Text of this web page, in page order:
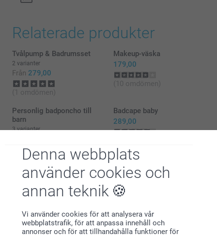
Denna webbplats
använder cookies och
annan teknik
Vi använder cookies för att analysera vår
webbplatstrafik, för att anpassa innehåll och
annonser och för att tillhandahålla funktioner för
Relaterade produkter
Tvålpump & Badrumsset
2 varianter
Från 279,00
(1 omdömen)
Makeup-väska
179,00
(10 omdömen)
Personlig badponcho till
barn
3 varianter
(1 omdömen)
Badcape baby
289,00
Varförsmartphoto ?